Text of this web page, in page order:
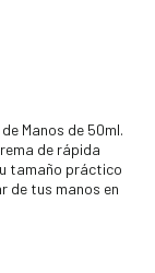
Manos de 50ml.
de rápida
tamaño práctico
de tus manos en